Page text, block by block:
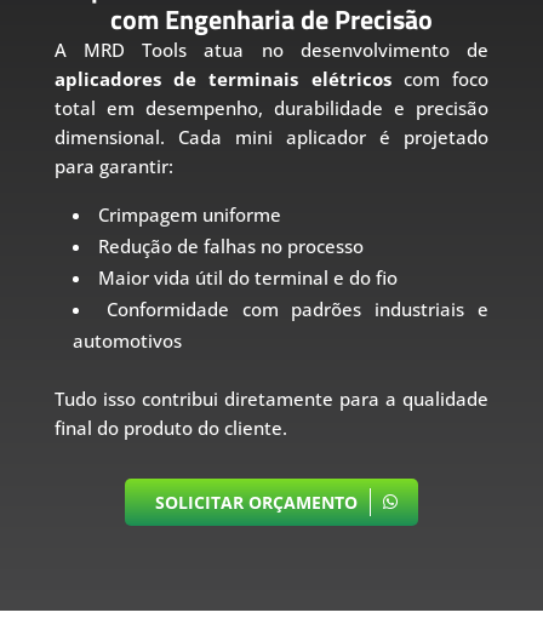
com Engenharia de Precisão
A MRD Tools atua no desenvolvimento de
aplicadores de terminais elétricoscom foco
total em desempenho, durabilidade e precisão
dimensional. Cada mini aplicador é projetado
para garantir:
Crimpagem uniforme
Redução de falhas no processo
Maior vida útil do terminal e do fio
Conformidade com padrões industriais e
automotivos
Tudo isso contribui diretamente para a qualidade
final do produto do cliente.
SOLICITAR ORÇAMENTO